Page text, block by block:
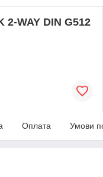
2-WAY DIN G512
Оплата Умови